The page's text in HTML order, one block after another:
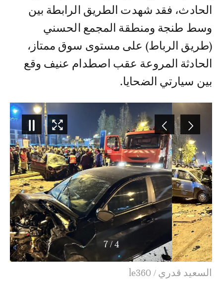
الحادث، فقد شهدت الطريق الرابطة بين
وسط طنجة ومنطقة المجمع الحسني
(طريق الرباط) على مستوى سوق ممتاز،
الحادثة المروعة عقب اصطدام عنيف وقع
بين سيارتي الضحايا.
4
/
7
السعيد قدري / le360